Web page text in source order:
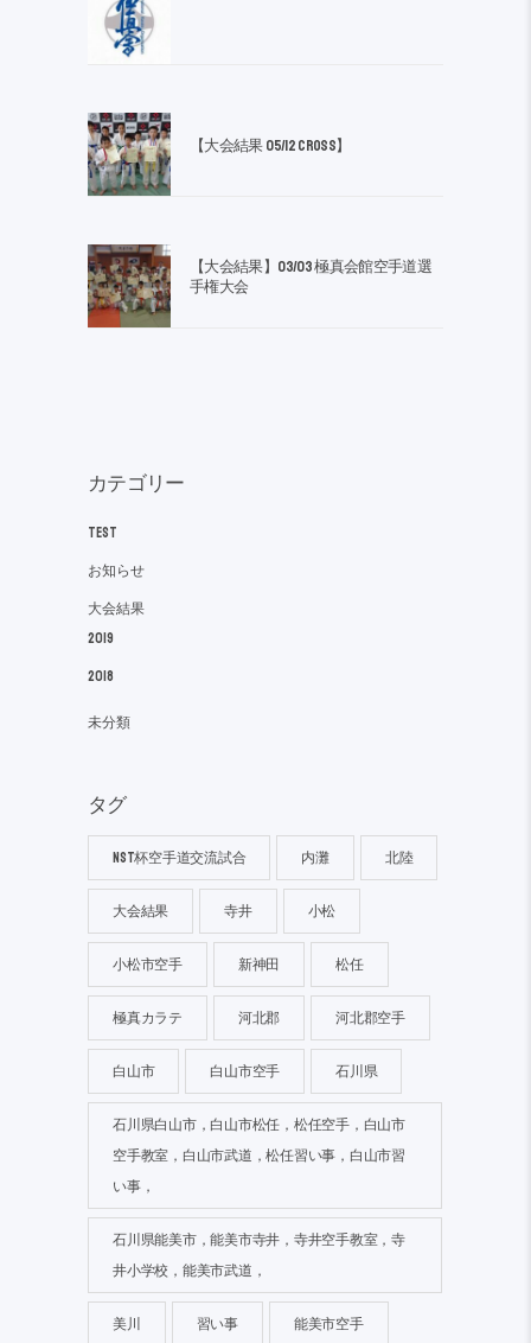
【大会結果 05/12 CROSS】
【大会結果】03/03 極真会館空手道選
手権大会
カテゴリー
TEST
お知らせ
大会結果
2019
2018
未分類
タグ
NST杯空手道交流試合 内灘 北陸
大会結果 寺井 小松
小松市空手 新神田 松任
極真カラテ 河北郡 河北郡空手
白山市 白山市空手 石川県
石川県白山市，白山市松任，松任空手，白山市
空手教室，白山市武道，松任習い事，白山市習
い事，
石川県能美市，能美市寺井，寺井空手教室，寺
井小学校，能美市武道，
美川 習い事 能美市空手